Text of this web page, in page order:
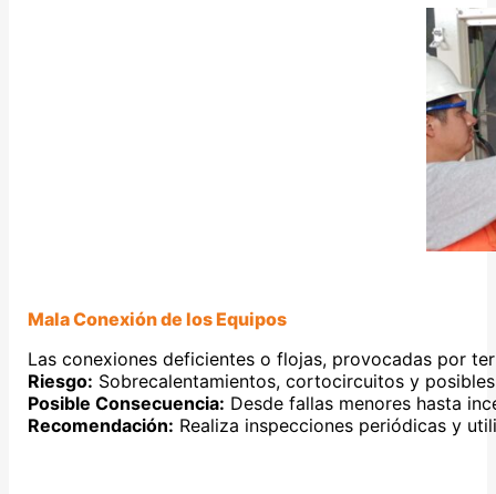
Mala Conexión de los Equipos
Las conexiones deficientes o flojas, provocadas por
Riesgo: Sobrecalentamientos, cortocircuitos y
Posible Consecuencia: Desde fallas menores hasta
Recomendación: Realiza inspecciones periódicas y